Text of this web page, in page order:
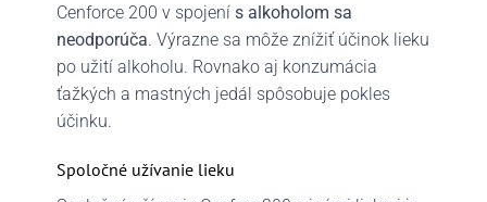
Cenforce 200 v spojení s alkoholom sa
neodporúča. Výrazne sa môže znížiť účinok lieku
po užití alkoholu. Rovnako aj konzumácia
ťažkých a mastných jedál spôsobuje pokles
účinku.
Spoločné užívanie lieku